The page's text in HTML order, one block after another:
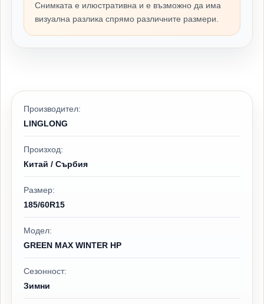
Снимката е илюстративна и е възможно да има
визуална разлика спрямо различните размери.
Производител:
LINGLONG
Произход:
Китай / Сърбия
Размер:
185/60R15
Модел:
GREEN MAX WINTER HP
Сезонност:
Зимни